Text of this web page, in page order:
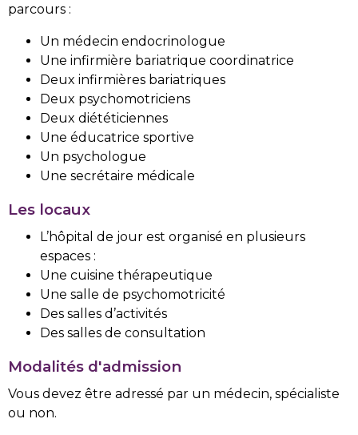
parcours :
Un médecin endocrinologue
Une infirmière bariatrique coordinatrice
Deux infirmières bariatriques
Deux psychomotriciens
Deux diététiciennes
Une éducatrice sportive
Un psychologue
Une secrétaire médicale
Les locaux
L’hôpital de jour est organisé en plusieurs
espaces :
Une cuisine thérapeutique
Une salle de psychomotricité
Des salles d’activités
Des salles de consultation
Modalités d'admission
Vous devez être adressé par un médecin, spécialiste
ou non.